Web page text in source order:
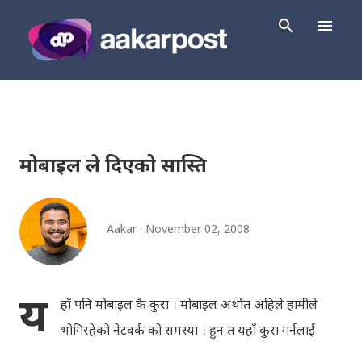
मोबाइल ले दिएको सास्ति
Aakar November 02, 2008
य
हाँ पनि मोबाइल कै कुरा । मोबाइल अर्थात अहिले हामीले
भोगिरहेको नेटवर्क को समस्या । हुन त यहाँ कुरा गर्नलाई